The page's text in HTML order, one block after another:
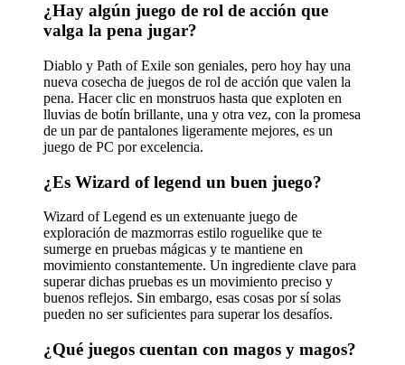
¿Hay algún juego de rol de acción que
valga la pena jugar?
Diablo y Path of Exile son geniales, pero hoy hay una
nueva cosecha de juegos de rol de acción que valen la
pena. Hacer clic en monstruos hasta que exploten en
lluvias de botín brillante, una y otra vez, con la promesa
de un par de pantalones ligeramente mejores, es un
juego de PC por excelencia.
¿Es Wizard of legend un buen juego?
Wizard of Legend es un extenuante juego de
exploración de mazmorras estilo roguelike que te
sumerge en pruebas mágicas y te mantiene en
movimiento constantemente. Un ingrediente clave para
superar dichas pruebas es un movimiento preciso y
buenos reflejos. Sin embargo, esas cosas por sí solas
pueden no ser suficientes para superar los desafíos.
¿Qué juegos cuentan con magos y magos?